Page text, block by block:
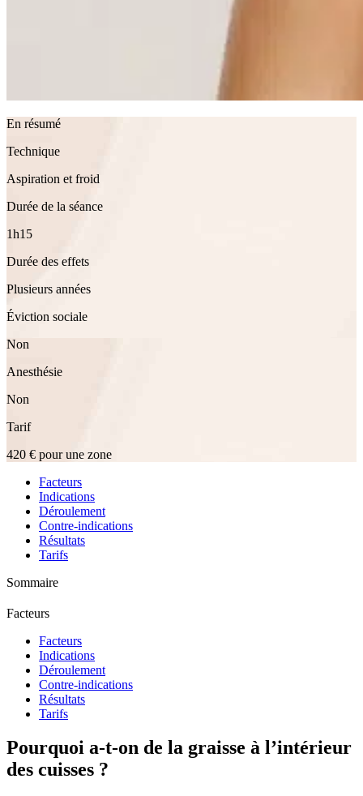
En résumé
Technique
Aspiration et froid
Durée de la séance
1h15
Durée des effets
Plusieurs années
Éviction sociale
Non
Anesthésie
Non
Tarif
420 € pour une zone
Facteurs
Indications
Déroulement
Contre-indications
Résultats
Tarifs
Sommaire
Facteurs
Facteurs
Indications
Déroulement
Contre-indications
Résultats
Tarifs
Pourquoi a-t-on de la graisse à l’intérieur
des cuisses ?